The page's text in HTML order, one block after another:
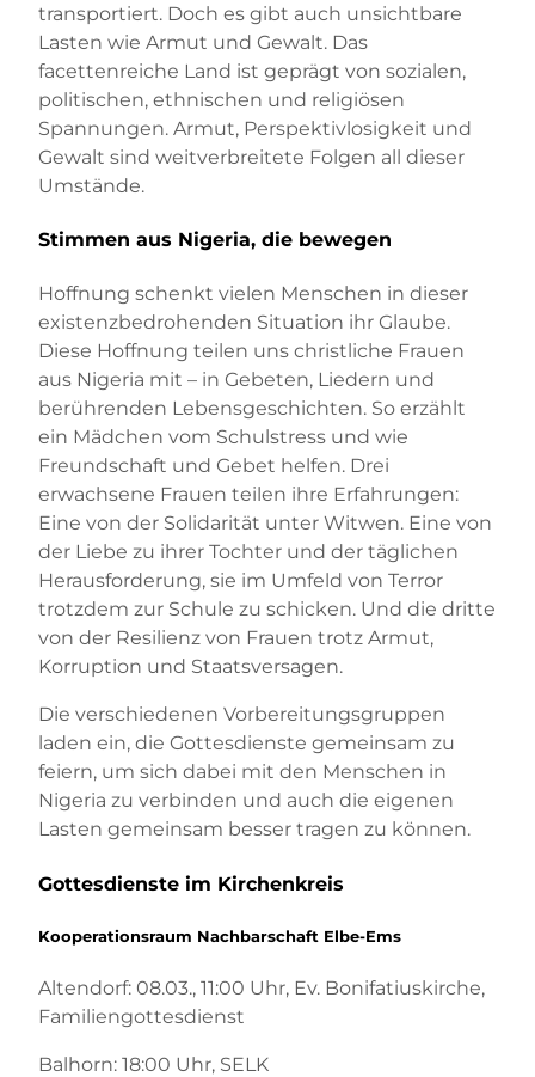
transportiert. Doch es gibt auch unsichtbare
Lasten wie Armut und Gewalt. Das
facettenreiche Land ist geprägt von sozialen,
politischen, ethnischen und religiösen
Spannungen. Armut, Perspektivlosigkeit und
Gewalt sind weitverbreitete Folgen all dieser
Umstände.
Stimmen aus Nigeria, die bewegen
Hoffnung schenkt vielen Menschen in dieser
existenzbedrohenden Situation ihr Glaube.
Diese Hoffnung teilen uns christliche Frauen
aus Nigeria mit – in Gebeten, Liedern und
berührenden Lebensgeschichten. So erzählt
ein Mädchen vom Schulstress und wie
Freundschaft und Gebet helfen. Drei
erwachsene Frauen teilen ihre Erfahrungen:
Eine von der Solidarität unter Witwen. Eine von
der Liebe zu ihrer Tochter und der täglichen
Herausforderung, sie im Umfeld von Terror
trotzdem zur Schule zu schicken. Und die dritte
von der Resilienz von Frauen trotz Armut,
Korruption und Staatsversagen.
Die verschiedenen Vorbereitungsgruppen
laden ein, die Gottesdienste gemeinsam zu
feiern, um sich dabei mit den Menschen in
Nigeria zu verbinden und auch die eigenen
Lasten gemeinsam besser tragen zu können.
Gottesdienste im Kirchenkreis
Kooperationsraum Nachbarschaft Elbe-Ems
Altendorf: 08.03., 11:00 Uhr, Ev. Bonifatiuskirche,
Familiengottesdienst
Balhorn: 18:00 Uhr, SELK